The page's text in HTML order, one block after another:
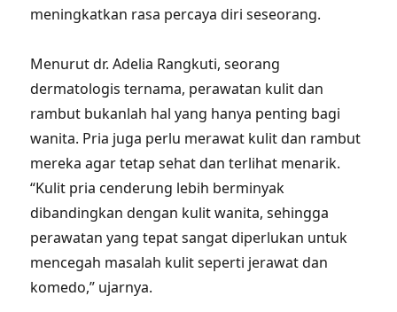
meningkatkan rasa percaya diri seseorang.
Menurut dr. Adelia Rangkuti, seorang
dermatologis ternama, perawatan kulit dan
rambut bukanlah hal yang hanya penting bagi
wanita. Pria juga perlu merawat kulit dan rambut
mereka agar tetap sehat dan terlihat menarik.
“Kulit pria cenderung lebih berminyak
dibandingkan dengan kulit wanita, sehingga
perawatan yang tepat sangat diperlukan untuk
mencegah masalah kulit seperti jerawat dan
komedo,” ujarnya.